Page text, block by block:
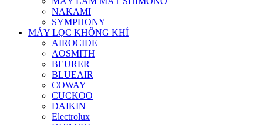
NAKAMI
SYMPHONY
MÁY LỌC KHÔNG KHÍ
AIROCIDE
AOSMITH
BEURER
BLUEAIR
COWAY
CUCKOO
DAIKIN
Electrolux